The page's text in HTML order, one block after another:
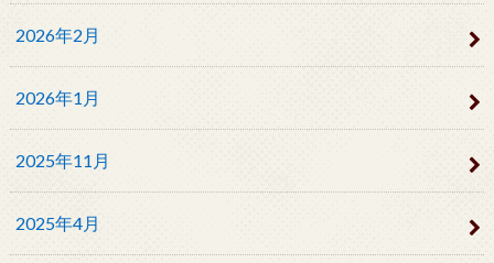
2026年2月
2026年1月
2025年11月
2025年4月